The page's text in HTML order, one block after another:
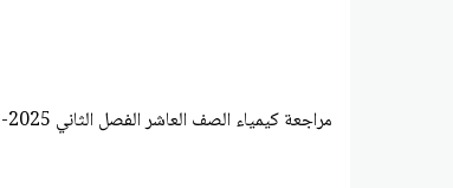
مراجعة كيمياء الصف العاشر الفصل الثاني 2025-2026 أ سيد بدراوي